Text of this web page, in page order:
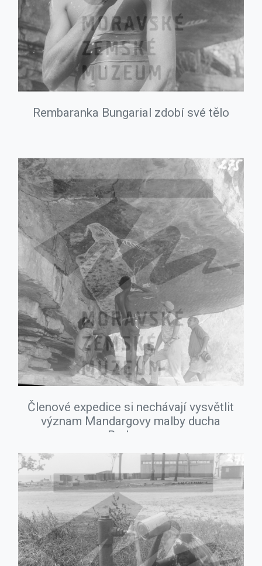
Rembaranka Bungarial zdobí své tělo
Členové expedice si nechávají vysvětlit
význam Mandargovy malby ducha
Burlunga